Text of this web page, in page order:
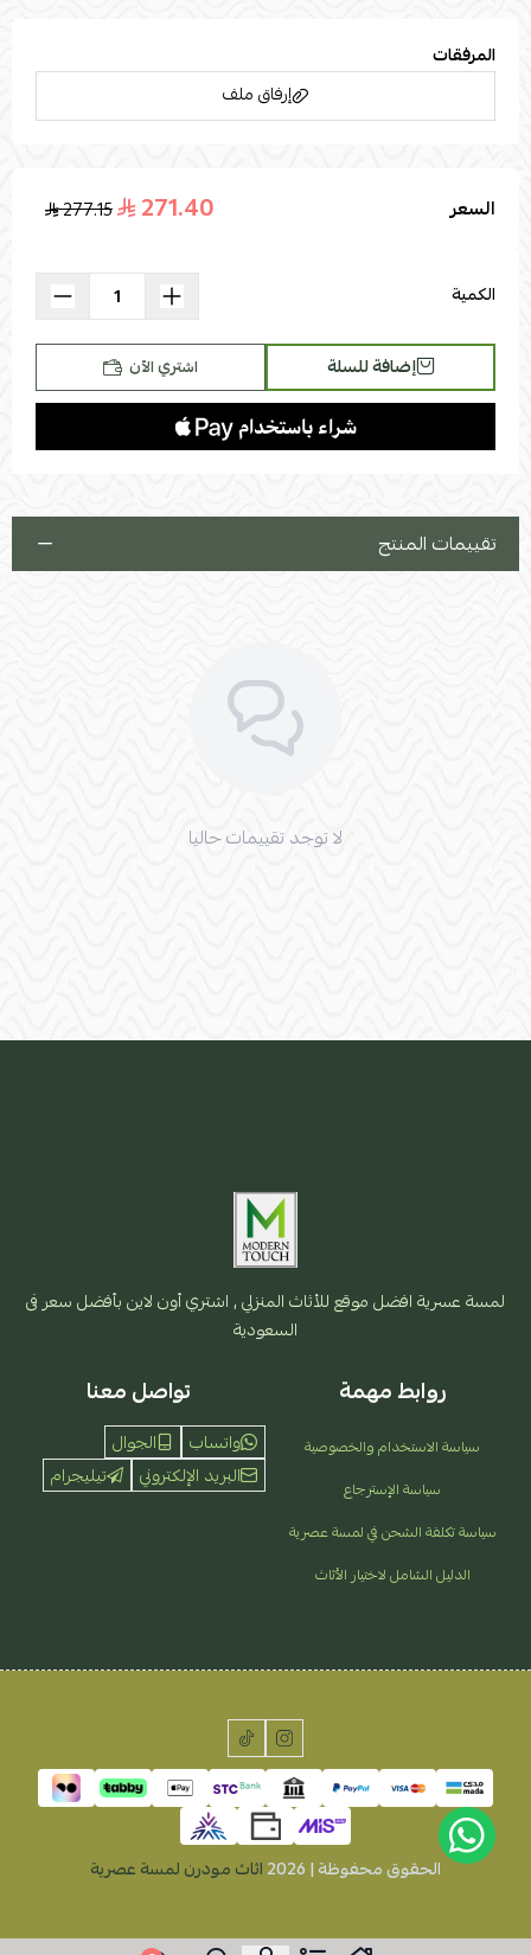
المرفقات
إرفاق ملف
اسحب و افلت الملف هنا
السعر 271.40
277.15
الكمية
إضافة للسلة اشتري الآن
تقييمات المنتج
لا توجد تقييمات حاليا
لمسة عسرية افضل موقع للأثاث المنزلي , اشتري أون لاين بأفضل سعر فى
السعودية
روابط مهمة
سياسة الاستخدام والخصوصية
سياسة الإسترجاع
سياسة تكلفة الشحن في لمسة عصرية
الدليل الشامل لاختيار الأثاث
تواصل معنا
واتساب
الجوال
البريد الإلكتروني
تيليجرام
الحقوق محفوظة | 2026 اثاث مودرن لمسة عصرية